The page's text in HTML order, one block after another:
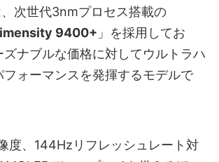
次世代3nmプロセス搭載の
9400+ 」を採用してお
ズナブルな価格に対してウルトラハ
フォーマンスを発揮するモデルで
度、144Hzリフレッシュレート対